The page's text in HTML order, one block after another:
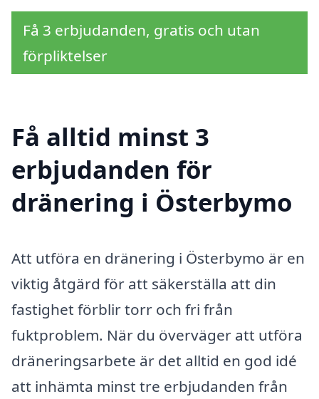
Få 3 erbjudanden, gratis och utan
förpliktelser
Få alltid minst 3
erbjudanden för
dränering i Österbymo
Att utföra en dränering i Österbymo är en
viktig åtgärd för att säkerställa att din
fastighet förblir torr och fri från
fuktproblem. När du överväger att utföra
dräneringsarbete är det alltid en god idé
att inhämta minst tre erbjudanden från